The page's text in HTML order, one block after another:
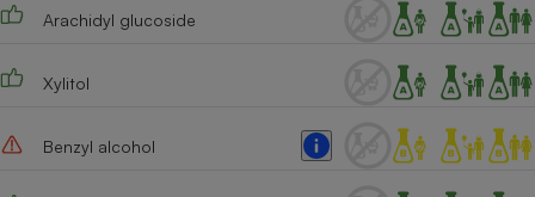
Arachidyl glucoside
Xylitol
Benzyl alcohol